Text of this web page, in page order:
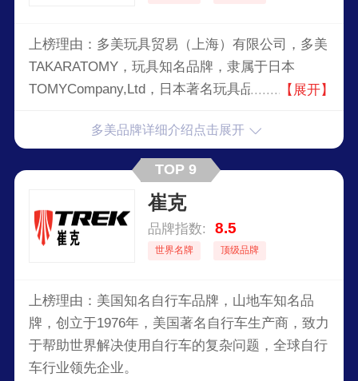
上榜理由：多美玩具贸易（上海）有限公司，多美
TAKARATOMY，玩具知名品牌，隶属于日本
TOMYCompany,Ltd，日本著名玩具品牌，世界较
玩具制造商，中国玩具市场不可缺少的领先玩具品
【展开】
多美品牌详细介绍点击展开
TOP 9
崔克
品牌指数: 8.5
世界名牌 顶级品牌
上榜理由：美国知名自行车品牌，山地车知名品
牌，创立于1976年，美国著名自行车生产商，致力
于帮助世界解决使用自行车的复杂问题，全球自行
车行业领先企业。